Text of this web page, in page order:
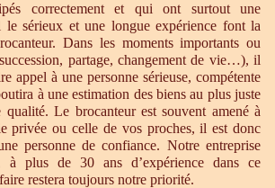
correctement et qui ont surtout une
le sérieux et une longue expérience font la
Dans les moments importants ou
partage, changement de vie…), il
appel à une personne sérieuse, compétente
à une estimation des biens au plus juste
qualité. Le brocanteur est souvent amené à
privée ou celle de vos proches, il est donc
personne de confiance. Notre entreprise
à plus de 30 ans d’expérience dans ce
restera toujours notre priorité.